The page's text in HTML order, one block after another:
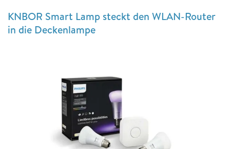
KNBOR Smart Lamp steckt den WLAN-Router
in die Deckenlampe